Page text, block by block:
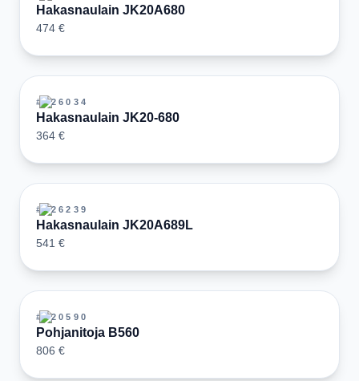
Hakasnaulain JK20A680
474 €
#126034
Hakasnaulain JK20-680
364 €
#126239
Hakasnaulain JK20A689L
541 €
#120590
Pohjanitoja B560
806 €